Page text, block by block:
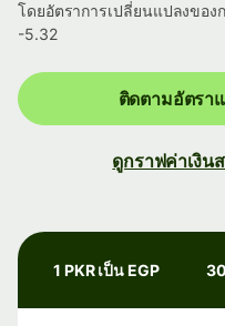
โดยอัตราการเปลี่ยนแปลงของ
-5.32
ติดตามอัตรา
ดูกราฟค่าเงิน
1 PKR เป็น EGP